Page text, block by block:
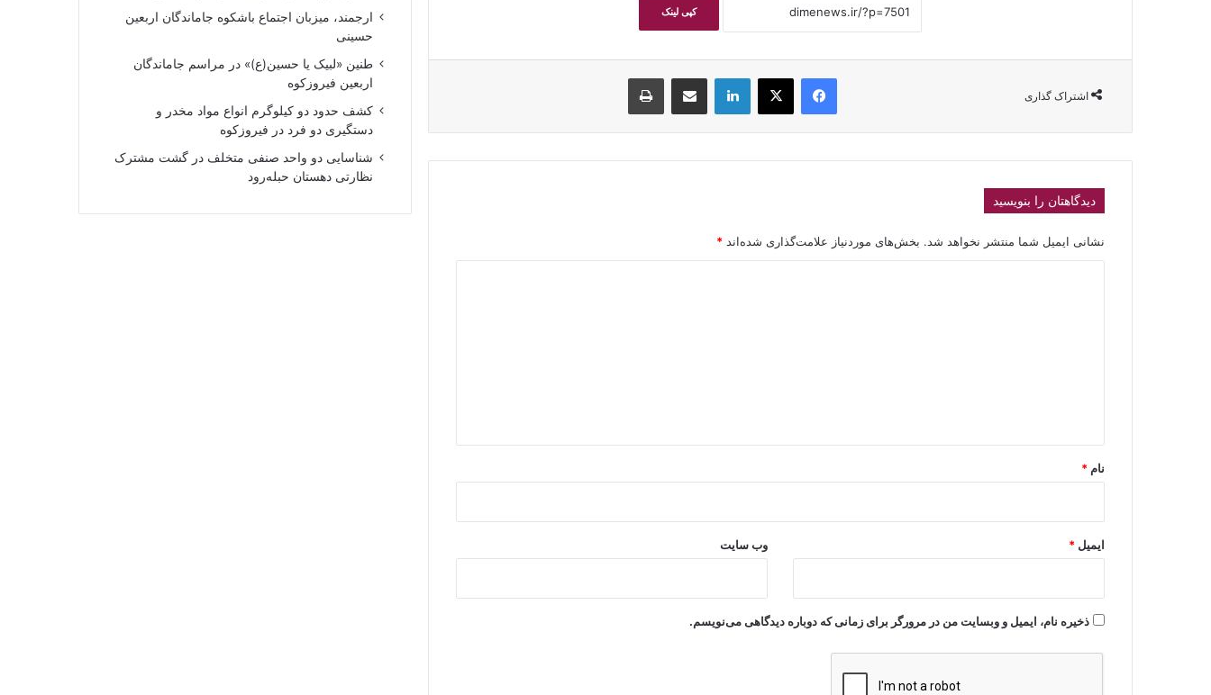
کپی لینک
اشتراک گذاری
فیسبوکایکس لینکداین اشتراک گذاری با ایمیل چاپ
دیدگاهتان را بنویسید
نشانی ایمیل شما منتشر نخواهد شد. بخش‌های موردنیاز علامت‌گذاری شده‌اند *
نام *
ایمیل * وب‌ سایت
ذخیره نام، ایمیل و وبسایت من در مرورگر برای زمانی که دوباره دیدگاهی می‌نویسم.
ارجمند، میزبان اجتماع باشکوه جاماندگان اربعین
حسینی
طنین «لبیک یا حسین(ع)» در مراسم جاماندگان
اربعین فیروزکوه
کشف حدود دو کیلوگرم انواع مواد مخدر و
دستگیری دو فرد در فیروزکوه
شناسایی دو واحد صنفی متخلف در گشت مشترک
نظارتی دهستان حبله‌رود